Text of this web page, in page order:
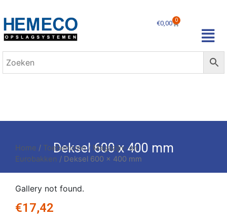
€0,00 0
Deksel 600 x 400 mm
Home / Toebehoren/ Magazijn- en
Eurobakken / Deksel 600 x 400 mm
Gallery not found.
€17,42